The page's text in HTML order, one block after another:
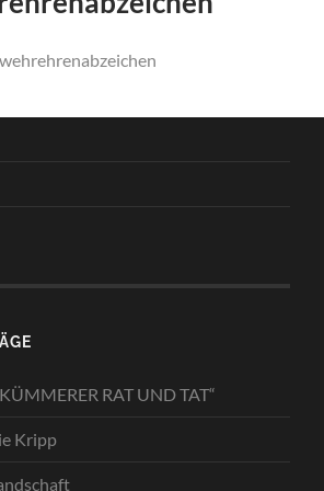
RAT UND TAT“
Kripp